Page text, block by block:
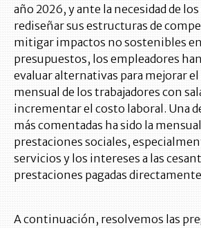
año 2026, y ante la necesidad de
rediseñar sus estructuras de
mitigar impactos no sostenibles
presupuestos, los empleadores
evaluar alternativas para mejorar el
mensual de los trabajadores con
incrementar el costo laboral. Una
más comentadas ha sido la
prestaciones sociales,
servicios y los intereses a las
prestaciones pagadas
A continuación, resolvemos las